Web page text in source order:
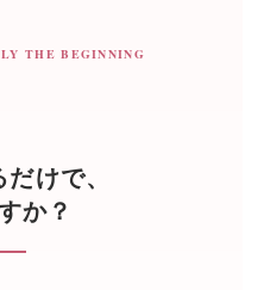
THE BEGINNING
けで、
か？